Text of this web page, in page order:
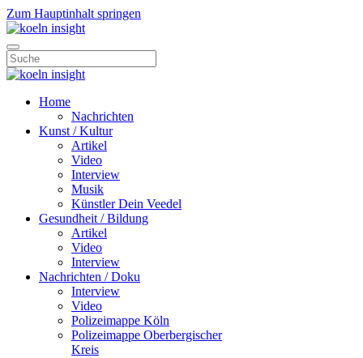
Zum Hauptinhalt springen
Home
Nachrichten
Kunst / Kultur
Artikel
Video
Interview
Musik
Künstler Dein Veedel
Gesundheit / Bildung
Artikel
Video
Interview
Nachrichten / Doku
Interview
Video
Polizeimappe Köln
Polizeimappe Oberbergischer
Kreis